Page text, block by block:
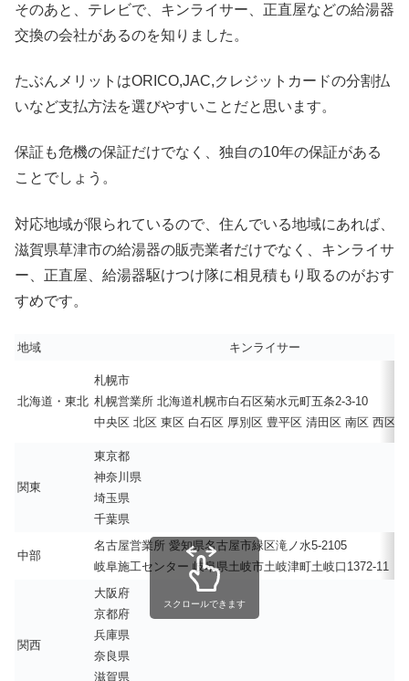
そのあと、テレビで、キンライサー、正直屋などの給湯器
交換の会社があるのを知りました。
たぶんメリットはORICO,JAC,クレジットカードの分割払
いなど支払方法を選びやすいことだと思います。
保証も危機の保証だけでなく、独自の10年の保証がある
ことでしょう。
対応地域が限られているので、住んでいる地域にあれば、
滋賀県草津市の給湯器の販売業者だけでなく、キンライサ
ー、正直屋、給湯器駆けつけ隊に相見積もり取るのがおす
すめです。
地域 キンライサー
北海道・東北
札幌市
札幌営業所 北海道札幌市白石区菊水元町五条2-3-10
中央区 北区 東区 白石区 厚別区 豊平区 清田区 南区 西区
関東
東京都
神奈川県
埼玉県
千葉県
中部
名古屋営業所 愛知県名古屋市緑区滝ノ水5-2105
岐阜施工センター 岐阜県土岐市土岐津町土岐口1372-11
関西
大阪府
京都府
兵庫県
奈良県
滋賀県
スクロールできます